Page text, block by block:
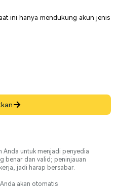
ini hanya mendukung akun jenis
Anda untuk menjadi penyedia
benar dan valid; peninjauan
jadi harap bersabar.
akan otomatis